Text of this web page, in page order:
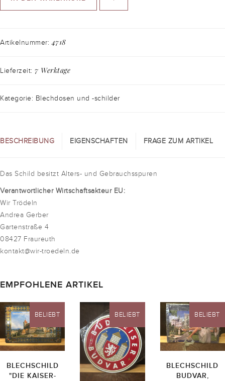
Artikelnummer:4718
Lieferzeit: 7 Werktage
Kategorie: Blechdosen und -schilder
BESCHREIBUNG EIGENSCHAFTEN FRAGE ZUM ARTIKEL
Das Schild besitzt Alters- und Gebrauchsspuren
Verantwortlicher Wirtschaftsakteur EU:
Wir Trödeln
Andrea Gerber
Gartenstraße 4
08427 Fraureuth
kontakt@wir-troedeln.de
EMPFOHLENE ARTIKEL
BELIEBT
BLECHSCHILD
"DIE KAISER-
BELIEBT BELIEBT
BLECHSCHILD
BUDVAR,